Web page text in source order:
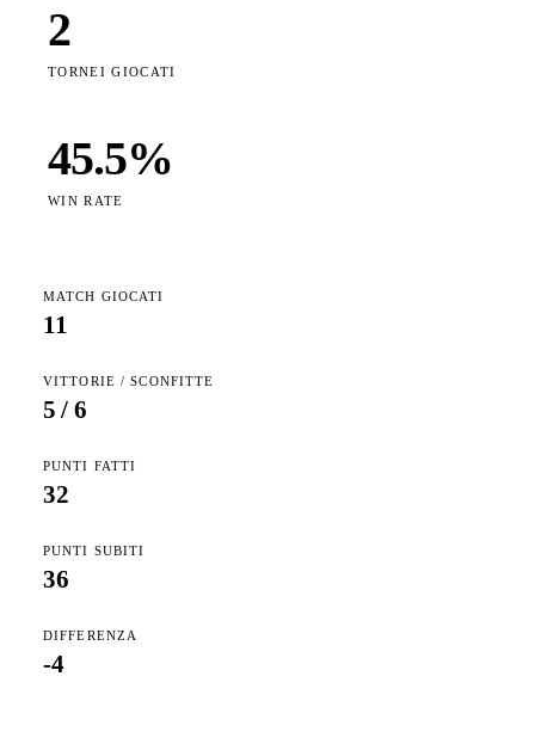
2
TORNEI GIOCATI
45.5%
WIN RATE
MATCH GIOCATI
11
VITTORIE / SCONFITTE
5 / 6
PUNTI FATTI
32
PUNTI SUBITI
36
DIFFERENZA
-4